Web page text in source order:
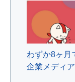
わずか8ヶ月
企業メディ